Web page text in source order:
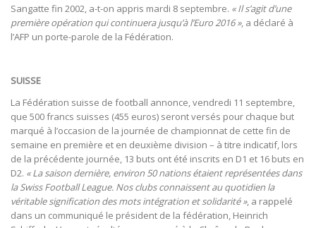
Sangatte fin 2002, a-t-on appris mardi 8 septembre. « Il s’agit d’une
première opération qui continuera jusqu’à l’Euro 2016 », a déclaré à
l’AFP un porte-parole de la Fédération.
SUISSE
La Fédération suisse de football annonce, vendredi 11 septembre,
que 500 francs suisses (455 euros) seront versés pour chaque but
marqué à l’occasion de la journée de championnat de cette fin de
semaine en première et en deuxième division – à titre indicatif, lors
de la précédente journée, 13 buts ont été inscrits en D1 et 16 buts en
D2. « La saison dernière, environ 50 nations étaient représentées dans
la Swiss Football League. Nos clubs connaissent au quotidien la
véritable signification des mots intégration et solidarité », a rappelé
dans un communiqué le président de la fédération, Heinrich